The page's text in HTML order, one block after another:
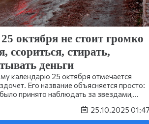
октября не стоит громко
ссориться, стирать,
деньги
календарю 25 октября отмечается
Его название объясняется просто:
принято наблюдать за звездами,…
25.10.2025